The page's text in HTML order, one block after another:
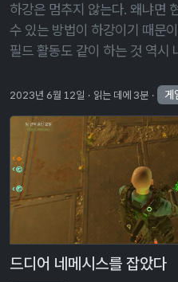
하강은 멈추지 않는다. 왜냐면
수 있는 방법이 하강이기 때문
필드 활동도 같이 하는 것 역시
이 올라가 있다 …
2023년 6월 12일 읽는 데에 3분 게
드디어 네메시스를 잡았다